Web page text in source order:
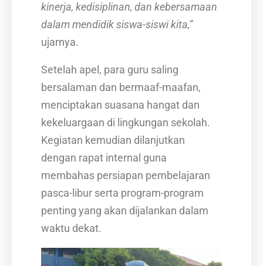
kinerja, kedisiplinan, dan kebersamaan
dalam mendidik siswa-siswi kita,”
ujarnya.
Setelah apel, para guru saling
bersalaman dan bermaaf-maafan,
menciptakan suasana hangat dan
kekeluargaan di lingkungan sekolah.
Kegiatan kemudian dilanjutkan
dengan rapat internal guna
membahas persiapan pembelajaran
pasca-libur serta program-program
penting yang akan dijalankan dalam
waktu dekat.